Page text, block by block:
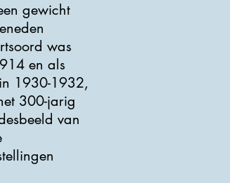
gewicht
was
en als
1930-1932,
300-jarig
van